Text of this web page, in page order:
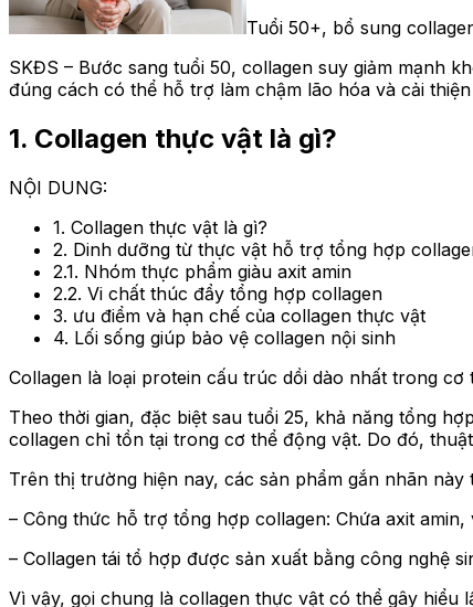
Tuổi 50+, bổ sung
SKĐS – Bước sang tuổi 50, collagen suy giảm mạnh
đúng cách có thể hỗ trợ làm chậm lão hóa và cải
1. Collagen thực vật là gì?
NỘI DUNG:
1. Collagen thực vật là gì?
2. Dinh dưỡng từ thực vật hỗ trợ tổng hợp
2.1. Nhóm thực phẩm giàu axit amin
2.2. Vi chất thúc đẩy tổng hợp collagen
3. ưu điểm và hạn chế của collagen thực vật
4. Lối sống giúp bảo vệ collagen nội sinh
Collagen là loại protein cấu trúc dồi dào nhất trong
Theo thời gian, đặc biệt sau tuổi 25, khả năng tổng
collagen chỉ tồn tại trong cơ thể động vật. Do đó,
Trên thị trường hiện nay, các sản phẩm gắn nhãn
– Công thức hỗ trợ tổng hợp collagen: Chứa axit
– Collagen tái tổ hợp được sản xuất bằng công nghệ
Vì vậy, gọi chung là collagen thực vật có thể gây